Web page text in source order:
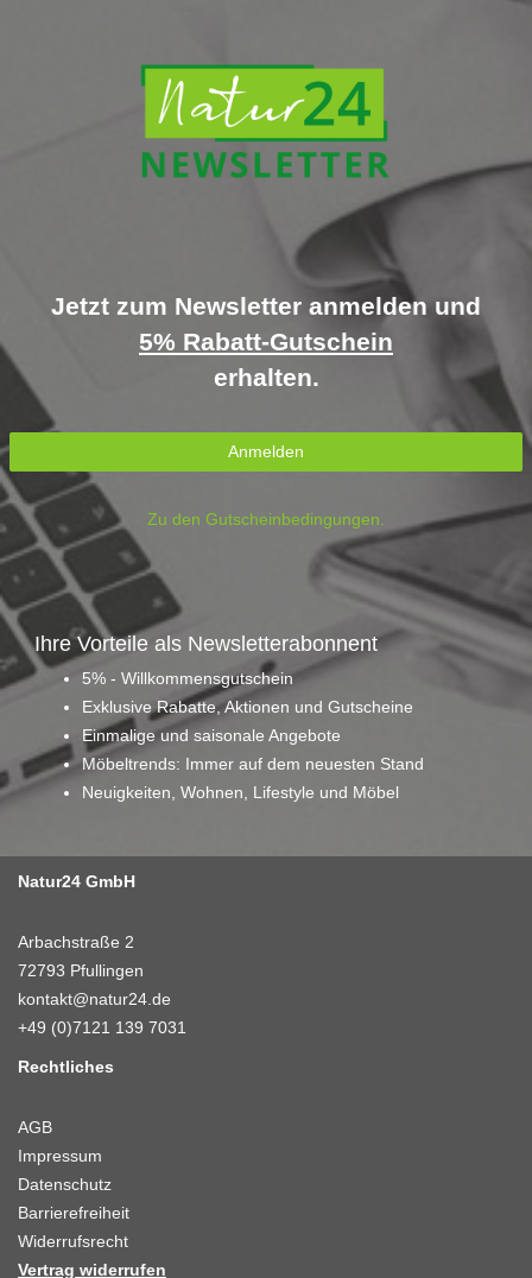
Jetzt zum Newsletter anmelden und
5% Rabatt-Gutschein
erhalten.
Anmelden
Zu den Gutscheinbedingungen.
Ihre Vorteile als Newsletterabonnent
5% - Willkommensgutschein
Exklusive Rabatte, Aktionen und Gutscheine
Einmalige und saisonale Angebote
Möbeltrends: Immer auf dem neuesten Stand
Neuigkeiten, Wohnen, Lifestyle und Möbel
Natur24 GmbH
Arbachstraße 2
72793 Pfullingen
kontakt@natur24.de
+49 (0)7121 139 7031
Rechtliches
AGB
Impressum
Datenschutz
Barrierefreiheit
Widerrufsrecht
Vertrag widerrufen